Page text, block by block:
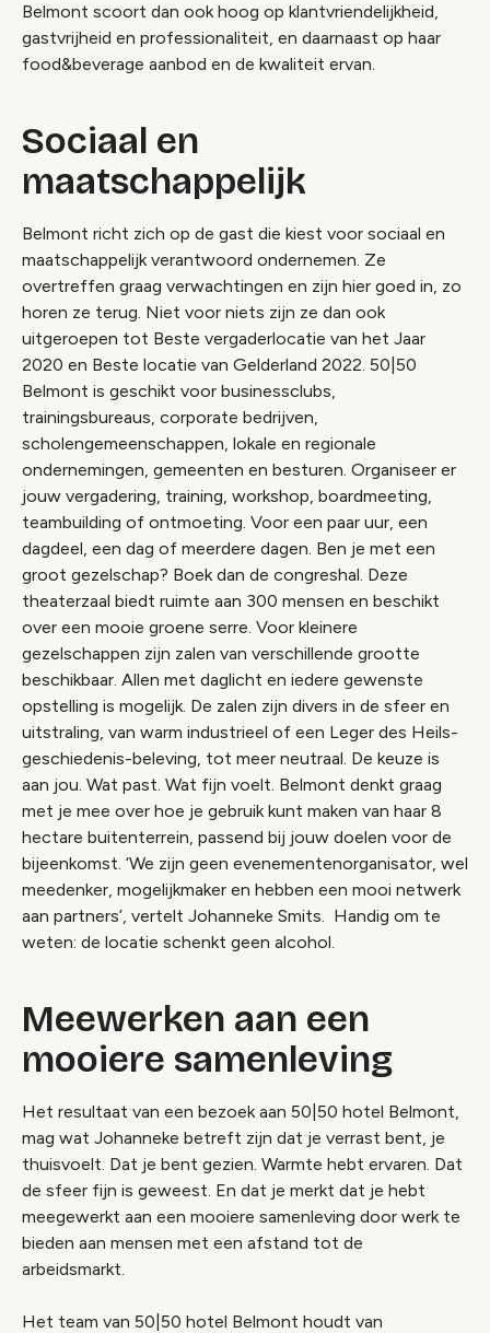
Belmont scoort dan ook hoog op klantvriendelijkheid,
gastvrijheid en professionaliteit, en daarnaast op haar
food&beverage aanbod en de kwaliteit ervan.
Sociaal en
maatschappelijk
Belmont richt zich op de gast die kiest voor sociaal en
maatschappelijk verantwoord ondernemen. Ze
overtreffen graag verwachtingen en zijn hier goed in, zo
horen ze terug. Niet voor niets zijn ze dan ook
uitgeroepen tot Beste vergaderlocatie van het Jaar
2020 en Beste locatie van Gelderland 2022. 50|50
Belmont is geschikt voor businessclubs,
trainingsbureaus, corporate bedrijven,
scholengemeenschappen, lokale en regionale
ondernemingen, gemeenten en besturen. Organiseer er
jouw vergadering, training, workshop, boardmeeting,
teambuilding of ontmoeting. Voor een paar uur, een
dagdeel, een dag of meerdere dagen. Ben je met een
groot gezelschap? Boek dan de congreshal. Deze
theaterzaal biedt ruimte aan 300 mensen en beschikt
over een mooie groene serre. Voor kleinere
gezelschappen zijn zalen van verschillende grootte
beschikbaar. Allen met daglicht en iedere gewenste
opstelling is mogelijk. De zalen zijn divers in de sfeer en
uitstraling, van warm industrieel of een Leger des Heils-
geschiedenis-beleving, tot meer neutraal. De keuze is
aan jou. Wat past. Wat fijn voelt. Belmont denkt graag
met je mee over hoe je gebruik kunt maken van haar 8
hectare buitenterrein, passend bij jouw doelen voor de
bijeenkomst. ‘We zijn geen evenementenorganisator, wel
meedenker, mogelijkmaker en hebben een mooi netwerk
aan partners’, vertelt Johanneke Smits. Handig om te
weten: de locatie schenkt geen alcohol.
Meewerken aan een
mooiere samenleving
Het resultaat van een bezoek aan 50|50 hotel Belmont,
mag wat Johanneke betreft zijn dat je verrast bent, je
thuisvoelt. Dat je bent gezien. Warmte hebt ervaren. Dat
de sfeer fijn is geweest. En dat je merkt dat je hebt
meegewerkt aan een mooiere samenleving door werk te
bieden aan mensen met een afstand tot de
arbeidsmarkt.
Het team van 50|50 hotel Belmont houdt van